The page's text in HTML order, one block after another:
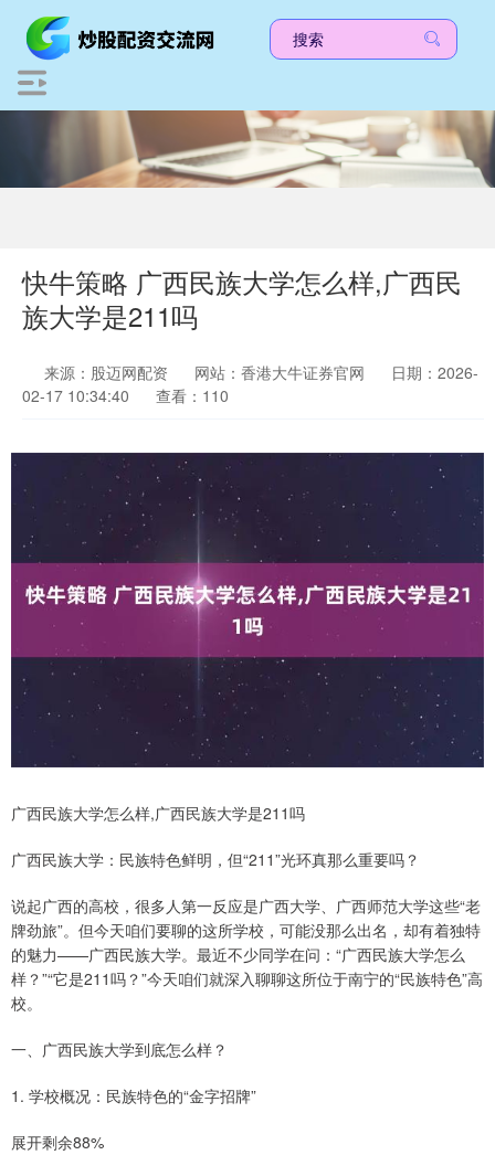
快牛策略 广西民族大学怎么样,广西民
族大学是211吗
来源：股迈网配资 网站：香港大牛证券官网
日期：2026-
02-17 10:34:40
查看：110
广西民族大学怎么样,广西民族大学是211吗
广西民族大学：民族特色鲜明，但“211”光环真那么重要吗？
说起广西的高校，很多人第一反应是广西大学、广西师范大学这些“老
牌劲旅”。但今天咱们要聊的这所学校，可能没那么出名，却有着独特
的魅力——广西民族大学。最近不少同学在问：“广西民族大学怎么
样？”“它是211吗？”今天咱们就深入聊聊这所位于南宁的“民族特色”高
校。
一、广西民族大学到底怎么样？
1. 学校概况：民族特色的“金字招牌”
展开剩余88%